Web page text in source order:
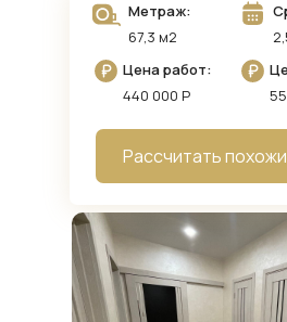
Рассчитать
Метраж:
67,3 м2
Цена работ:
440 000 Р